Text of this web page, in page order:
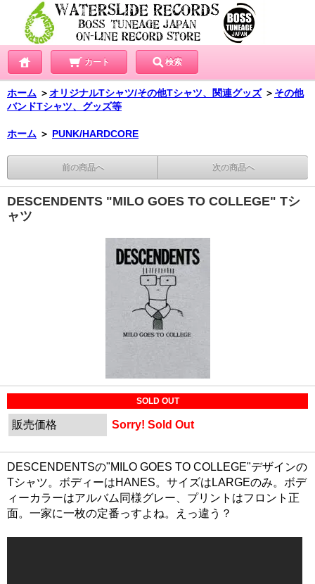
カート 検索
ホーム ＞オリジナルTシャツ/その他Tシャツ、関連グッズ ＞ その他
バンドTシャツ、グッズ等
ホーム ＞ PUNK/HARDCORE
前の商品へ 次の商品へ
DESCENDENTS "MILO GOES TO COLLEGE" Tシ
ャツ
SOLD OUT
販売価格 Sorry! Sold Out
DESCENDENTSの"MILO GOES TO COLLEGE"デザインの
Tシャツ。ボディーはHANES。サイズはLARGEのみ。ボデ
ィーカラーはアルバム同様グレー、プリントはフロント正
面。一家に一枚の定番っすよね。えっ違う？